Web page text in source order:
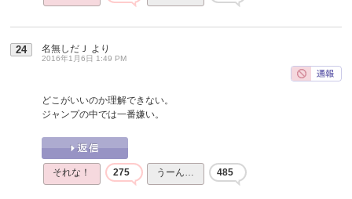
24 名無しだＪ より
2016年1月6日 1:49 PM
どこがいいのか理解できない。
ジャンプの中では一番嫌い。
それな！ 275 うーん… 485